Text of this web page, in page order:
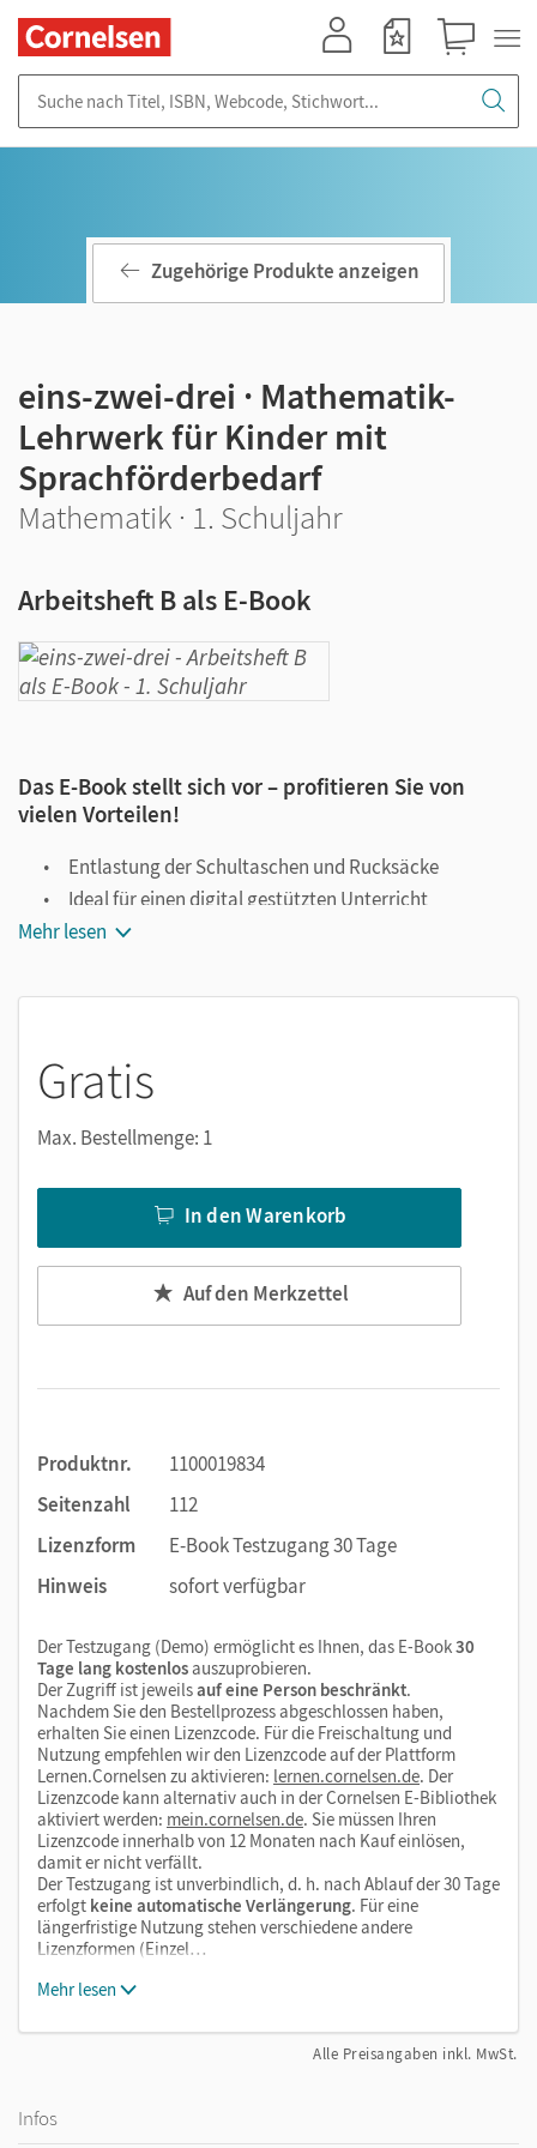
Zugehörige Produkte anzeigen
eins-zwei-drei · Mathematik-
Lehrwerk für Kinder mit
Sprachförderbedarf
Mathematik · 1. Schuljahr
Arbeitsheft B als E-Book
Das E-Book stellt sich vor – profitieren Sie von
vielen Vorteilen!
Entlastung der Schultaschen und Rucksäcke
Ideal für einen digital gestützten Unterricht
Notiz- und Markierungsmöglichkeit
Notizen erstellen
Markierungen setzen
Suchen im Text
Zoomen
Mehr lesen
Gratis
Max. Bestellmenge: 1
In den Warenkorb
Auf den Merkzettel
Produktnr.
1100019834
Seitenzahl
112
Lizenzform
E-Book Testzugang 30 Tage
Hinweis
sofort verfügbar
Der Testzugang (Demo) ermöglicht es Ihnen, das E-Book30
Tage lang kostenlosauszuprobieren.
Der Zugriff ist jeweilsauf eine Person beschränkt.
Nachdem Sie den Bestellprozess abgeschlossen haben,
erhalten Sie einen Lizenzcode. Für die Freischaltung und
Nutzung empfehlen wir den Lizenzcode auf der Plattform
Lernen.Cornelsen zu aktivieren: lernen.cornelsen.de. Der
Lizenzcode kann alternativ auch in der Cornelsen E-Bibliothek
aktiviert werden: mein.cornelsen.de. Sie müssen Ihren
Lizenzcode innerhalb von 12 Monaten nach Kauf einlösen,
damit er nicht verfällt.
Der Testzugang ist unverbindlich, d. h. nach Ablauf der 30 Tage
erfolgt keine automatische Verlängerung. Für eine
längerfristige Nutzung stehen verschiedene andere
Lizenzformen (Einzel…
Mehr lesen
Alle Preisangaben inkl. MwSt.
Infos